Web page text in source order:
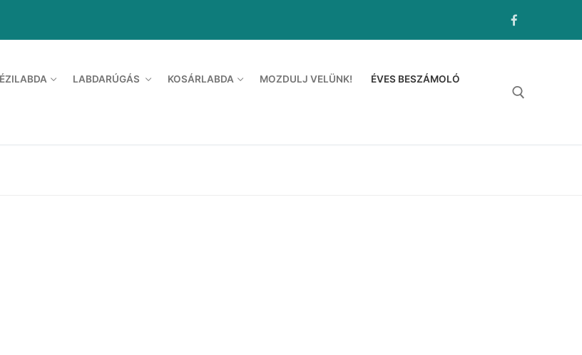
LABDARÚGÁS KOSÁRLABDA MOZDULJ VELÜNK! ÉVES BESZÁMOLÓ